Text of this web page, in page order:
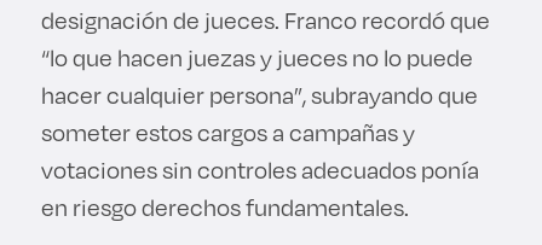
designación de jueces. Franco recordó que
“lo que hacen juezas y jueces no lo puede
hacer cualquier persona”, subrayando que
someter estos cargos a campañas y
votaciones sin controles adecuados ponía
en riesgo derechos fundamentales.